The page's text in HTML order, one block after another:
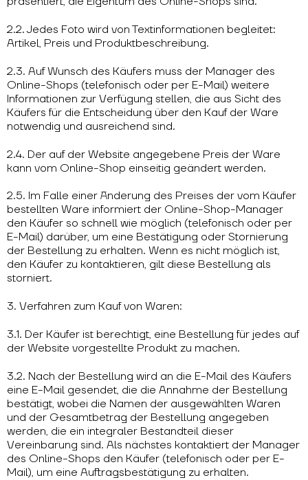
2.2. Jedes Foto wird von Textinformationen begleitet:
Artikel, Preis und Produktbeschreibung.
2.3. Auf Wunsch des Käufers muss der Manager des
Online-Shops (telefonisch oder per E-Mail) weitere
Informationen zur Verfügung stellen, die aus Sicht des
Käufers für die Entscheidung über den Kauf der Ware
notwendig und ausreichend sind.
2.4. Der auf der Website angegebene Preis der Ware
kann vom Online-Shop einseitig geändert werden.
2.5. Im Falle einer Änderung des Preises der vom Käufer
bestellten Ware informiert der Online-Shop-Manager
den Käufer so schnell wie möglich (telefonisch oder per
E-Mail) darüber, um eine Bestätigung oder Stornierung
der Bestellung zu erhalten. Wenn es nicht möglich ist,
den Käufer zu kontaktieren, gilt diese Bestellung als
storniert.
3. Verfahren zum Kauf von Waren:
3.1. Der Käufer ist berechtigt, eine Bestellung für jedes auf
der Website vorgestellte Produkt zu machen.
3.2. Nach der Bestellung wird an die E-Mail des Käufers
eine E-Mail gesendet, die die Annahme der Bestellung
bestätigt, wobei die Namen der ausgewählten Waren
und der Gesamtbetrag der Bestellung angegeben
werden, die ein integraler Bestandteil dieser
Vereinbarung sind. Als nächstes kontaktiert der Manager
des Online-Shops den Käufer (telefonisch oder per E-
Mail), um eine Auftragsbestätigung zu erhalten.